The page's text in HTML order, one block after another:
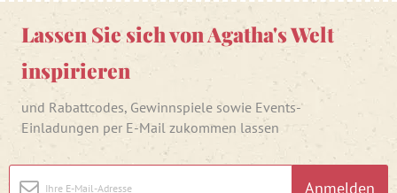
Lassen Sie sich von Agatha's Welt
inspirieren
und Rabattcodes, Gewinnspiele sowie Events-
Einladungen per E-Mail zukommen lassen
Anmelden